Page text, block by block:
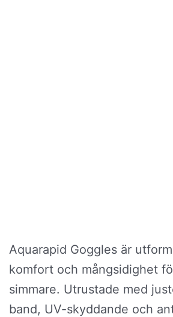
Aquarapid Goggles är
komfort och mångsidighet
simmare. Utrustade med
band, UV-skyddande och